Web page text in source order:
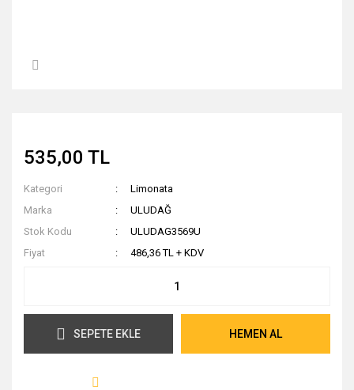
535,00 TL
Kategori
Limonata
Marka
ULUDAĞ
Stok Kodu
ULUDAG3569U
Fiyat
486,36 TL + KDV
SEPETE EKLE HEMEN AL